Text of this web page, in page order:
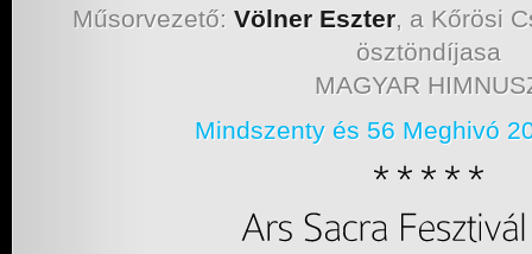
Műsorvezető: Völner Eszter, a Kőrösi
ösztöndíjasa
MAGYAR
Mindszenty és 56 Meghivó